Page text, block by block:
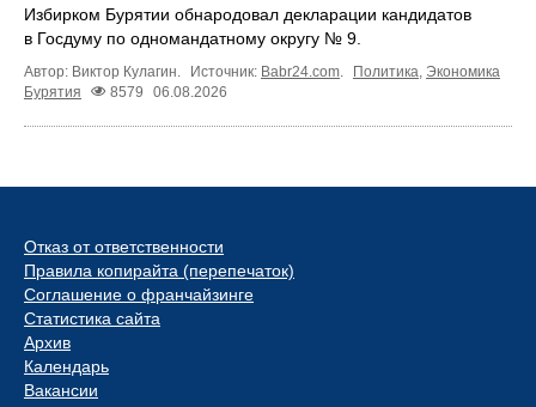
Избирком Бурятии обнародовал декларации кандидатов
в Госдуму по одномандатному округу № 9.
Автор: Виктор Кулагин. Источник: Babr24.com. Политика, Экономика
Бурятия
8579 06.08.2026
Отказ от ответственности
Правила копирайта (перепечаток)
Соглашение о франчайзинге
Статистика сайта
Архив
Календарь
Вакансии